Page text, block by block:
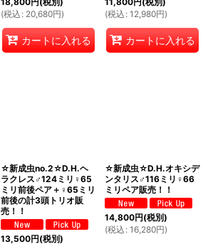
(税込 : 20,680円)
カートに入れる
(税込 : 12,980円)
カートに入れる
☆新成虫no.2☆D.H.ヘ
ラクレス♂124ミリ♀65
ミリ前後ペア＋♀65ミリ
前後の計3頭トリオ販
売！！
13,500円(税別)
☆新成虫☆D.H.オキシデ
ンタリス♂116ミリ♀66
ミリペア販売！！
14,800円(税別)
(税込 : 16,280円)